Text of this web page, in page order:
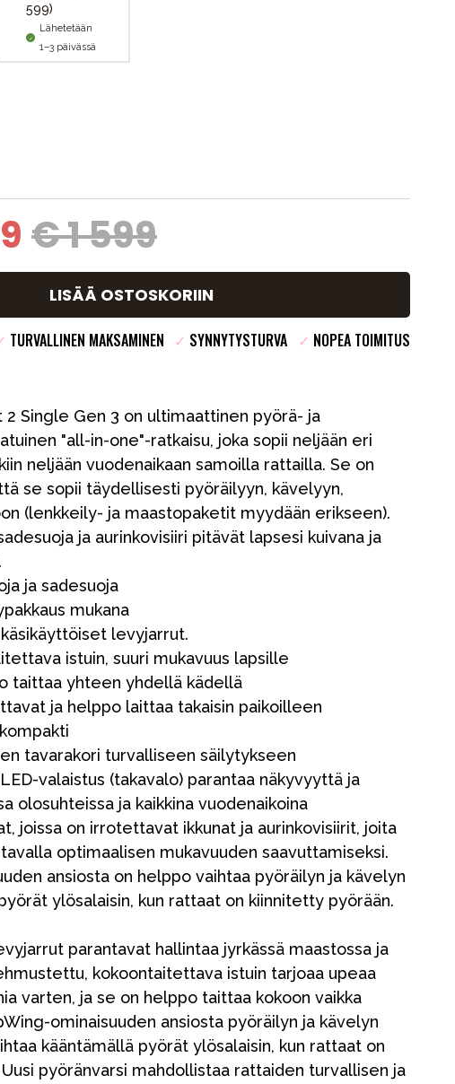
599)
Lähetetään
1–3 päivässä
€ 1 599
LISÄÄ OSTOSKORIIN
TURVALLINEN MAKSAMINEN ✓ SYNNYTYSTURVA ✓ NOPEA TOIMITUS
2 Single Gen 3 on ultimaattinen pyörä- ja
"all-in-one"-ratkaisu, joka sopii neljään eri
neljään vuodenaikaan samoilla rattailla. Se on
se sopii täydellisesti pyöräilyyn, kävelyyn,
(lenkkeily- ja maastopaketit myydään erikseen).
ja aurinkovisiiri pitävät lapsesi kuivana ja
ja sadesuoja
mukana
levyjarrut.
istuin, suuri mukavuus lapsille
taittaa yhteen yhdellä kädellä
ja helppo laittaa takaisin paikoilleen
tavarakori turvalliseen säilytykseen
valaistus (takavalo) parantaa näkyvyyttä ja
olosuhteissa ja kaikkina vuodenaikoina
joissa on irrotettavat ikkunat ja aurinkovisiirit, joita
optimaalisen mukavuuden saavuttamiseksi.
ansiosta on helppo vaihtaa pyöräilyn ja kävelyn
ylösalaisin, kun rattaat on kiinnitetty pyörään.
parantavat hallintaa jyrkässä maastossa ja
kokoontaitettava istuin tarjoaa upeaa
varten, ja se on helppo taittaa kokoon vaikka
ominaisuuden ansiosta pyöräilyn ja kävelyn
kääntämällä pyörät ylösalaisin, kun rattaat on
pyöränvarsi mahdollistaa rattaiden turvallisen ja